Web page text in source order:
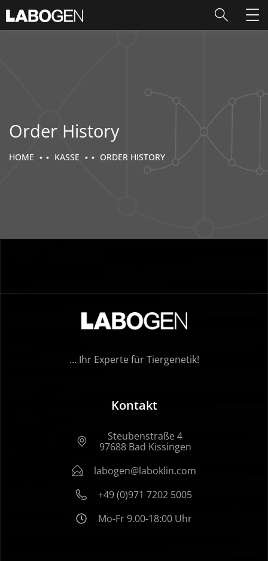
Order History
HOME KASSE ORDER HISTORY
… Ihr Experte für Tiergenetik!
Kontakt
Steubenstraße 4
97688 Bad Kissingen
labogen@laboklin.com
+49 (0)971 7202 5005
Mo-Fr 9.00-18:00 Uhr